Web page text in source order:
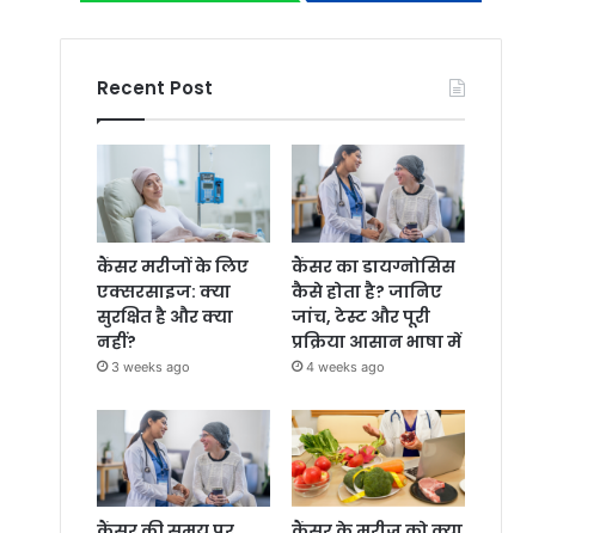
Recent Post
कैंसर मरीजों के लिए
एक्सरसाइज: क्या
सुरक्षित है और क्या
नहीं?
3 weeks ago
कैंसर का डायग्नोसिस
कैसे होता है? जानिए
जांच, टेस्ट और पूरी
प्रक्रिया आसान भाषा में
4 weeks ago